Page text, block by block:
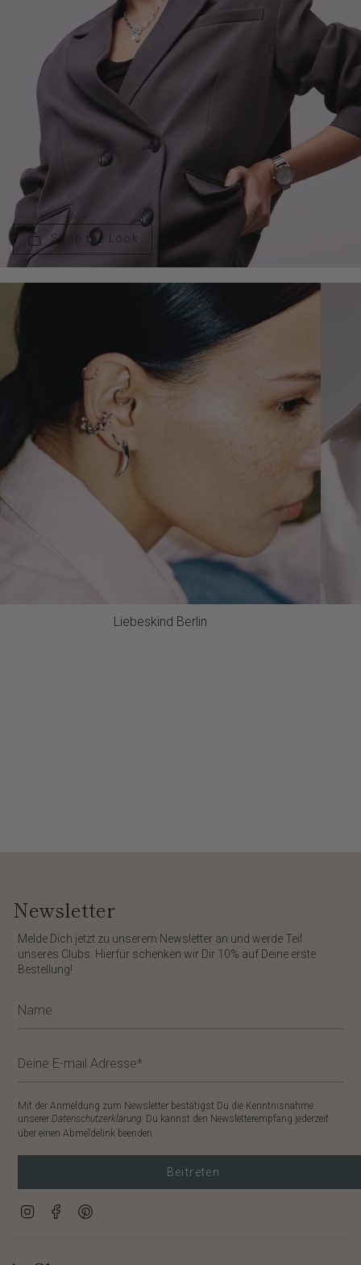
Shop the Look
Liebeskind Berlin
Newsletter
​Melde Dich jetzt zu unserem Newsletter an und werde Teil
unseres Clubs. Hierfür schenken wir Dir 10% auf Deine erste
Bestellung!
Mit der Anmeldung zum Newsletter bestätigst Du die Kenntnisnahme
unserer Datenschutzerklärung. Du kannst den Newsletterempfang jederzeit
über einen Abmeldelink beenden.
Beitreten
InstagramFacebook